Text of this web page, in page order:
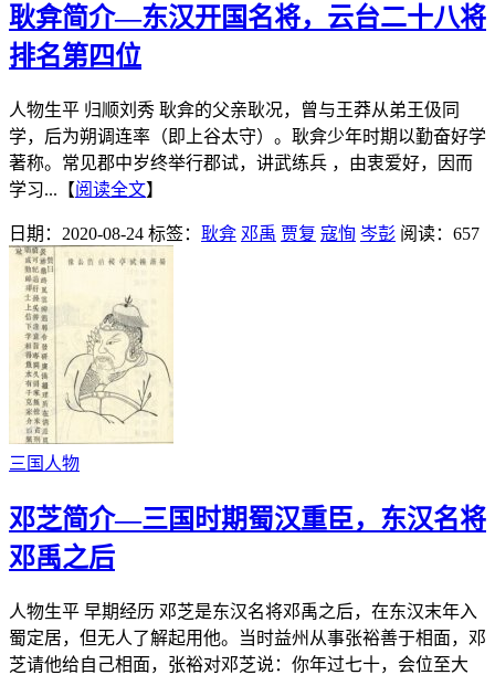
耿弇简介—东汉开国名将，云台二十八将
排名第四位
人物生平 归顺刘秀 耿弇的父亲耿况，曾与王莽从弟王伋同
学，后为朔调连率（即上谷太守）。耿弇少年时期以勤奋好学
著称。常见郡中岁终举行郡试，讲武练兵 ，由衷爱好，因而
学习...【阅读全文】
日期：2020-08-24 标签： 耿弇 邓禹 贾复 寇恂 岑彭 阅读：657
三国人物
邓芝简介—三国时期蜀汉重臣，东汉名将
邓禹之后
人物生平 早期经历 邓芝是东汉名将邓禹之后，在东汉末年入
蜀定居，但无人了解起用他。当时益州从事张裕善于相面，邓
芝请他给自己相面，张裕对邓芝说：你年过七十，会位至大